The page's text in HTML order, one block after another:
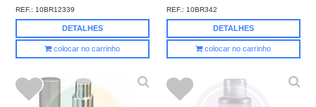
REF.: 10BR12339
DETALHES
colocar no carrinho
REF.: 10BR342
DETALHES
colocar no carrinho